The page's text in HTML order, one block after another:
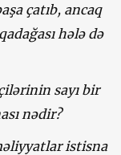
çatıb, ancaq
hələ də
sayı bir
nədir?
istisna